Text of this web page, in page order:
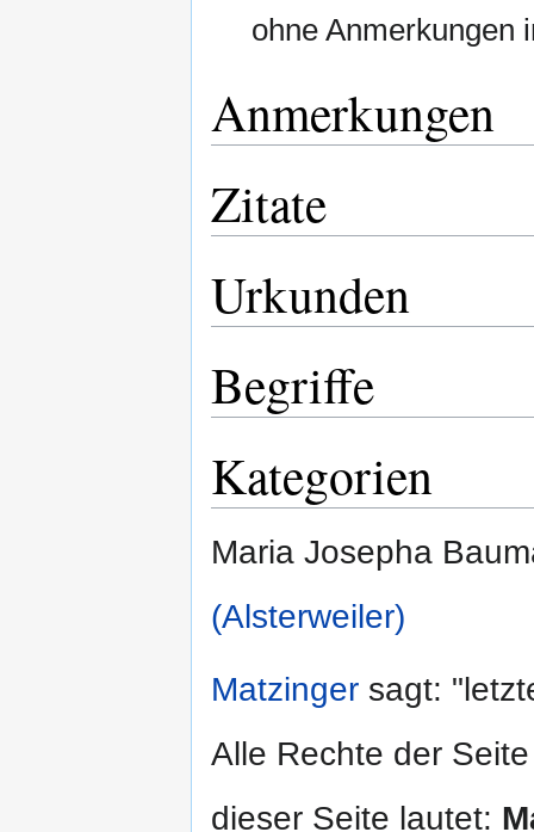
ohne Anmerkungen
Anmerkungen
Zitate
Urkunden
Begriffe
Kategorien
Maria Josepha
(Alsterweiler)
Matzinger sagt:
Alle Rechte der
dieser Seite lautet: